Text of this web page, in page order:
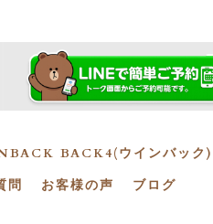
BACK4(ウインバック)
問 お客様の声
ブログ